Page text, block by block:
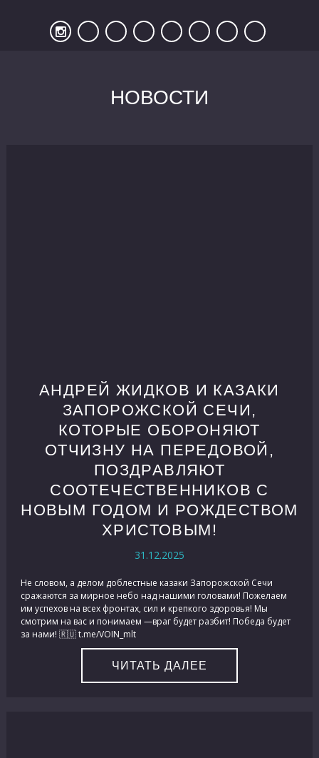
НОВОСТИ
АНДРЕЙ ЖИДКОВ И КАЗАКИ
ЗАПОРОЖСКОЙ СЕЧИ,
КОТОРЫЕ ОБОРОНЯЮТ
ОТЧИЗНУ НА ПЕРЕДОВОЙ,
ПОЗДРАВЛЯЮТ
СООТЕЧЕСТВЕННИКОВ С
НОВЫМ ГОДОМ И РОЖДЕСТВОМ
ХРИСТОВЫМ!
31.12.2025
Не словом, а делом доблестные казаки Запорожской Сечи
сражаются за мирное небо над нашими головами! Пожелаем
им успехов на всех фронтах, сил и крепкого здоровья! Мы
смотрим на вас и понимаем —враг будет разбит! Победа будет
за нами! 🇷🇺 t.me/VOIN_mlt
ЧИТАТЬ ДАЛЕЕ